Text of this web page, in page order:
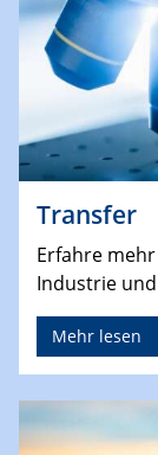
Transfer
Erfahre
Industrie
Mehr lesen